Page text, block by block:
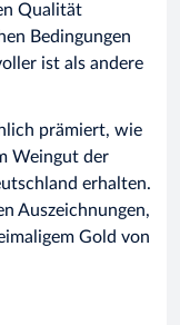
Qualität
Bedingungen
ist als andere
prämiert, wie
Weingut der
erhalten.
Auszeichnungen,
Gold von